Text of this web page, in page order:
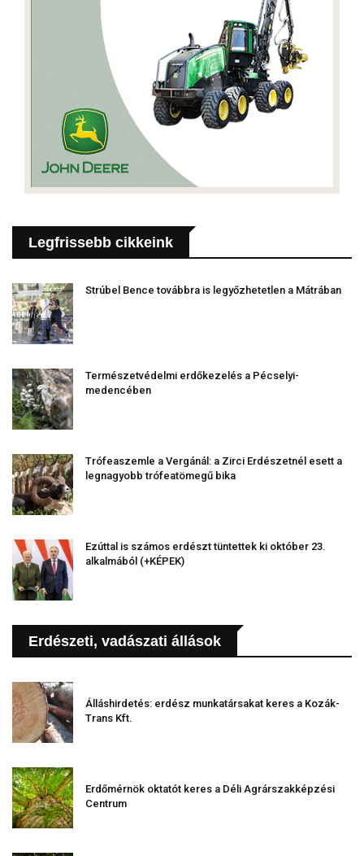
Legfrissebb cikkeink
Strúbel Bence továbbra is legyőzhetetlen a Mátrában
Természetvédelmi erdőkezelés a Pécselyi-
medencében
Trófeaszemle a Vergánál: a Zirci Erdészetnél esett a
legnagyobb trófeatömegű bika
Ezúttal is számos erdészt tüntettek ki október 23.
alkalmából (+KÉPEK)
Erdészeti, vadászati állások
Álláshirdetés: erdész munkatársakat keres a Kozák-
Trans Kft.
Erdőmérnök oktatót keres a Déli Agrárszakképzési
Centrum